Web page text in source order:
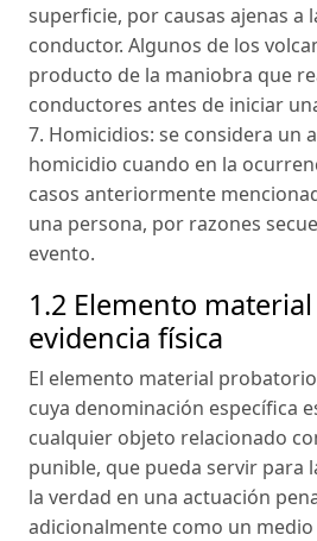
superficie, por causas ajenas a
conductor. Algunos de los
producto de la maniobra que
conductores antes de iniciar
7. Homicidios: se considera un
homicidio cuando en la
casos anteriormente
una persona, por razones
evento.
1.2 Elemento
evidencia física
El elemento material
cuya denominación específica
cualquier objeto relacionado
punible, que pueda servir para
la verdad en una actuación
adicionalmente como un